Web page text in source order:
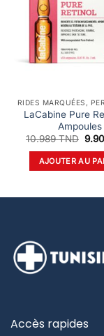
LaCabine Pure
Ampoules
10.989TND Le
initial
AJOUTER AU
Accès rapides